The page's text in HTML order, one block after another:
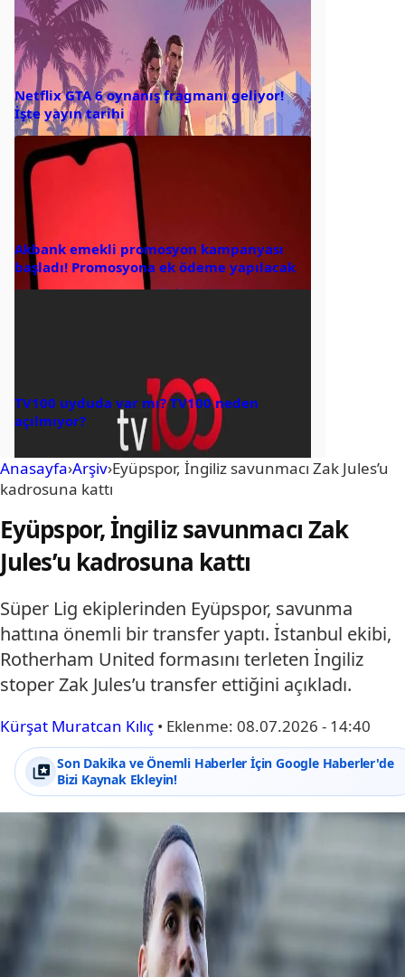
Netflix GTA 6 oynanış fragmanı geliyor!
İşte yayın tarihi
Akbank emekli promosyon kampanyası
başladı! Promosyona ek ödeme yapılacak
TV100 uyduda var mı? TV100 neden
açılmıyor?
Anasayfa›Arşiv›Eyüpspor, İngiliz savunmacı Zak Jules’u
kadrosuna kattı
Eyüpspor, İngiliz savunmacı Zak
Jules’u kadrosuna kattı
Süper Lig ekiplerinden Eyüpspor, savunma
hattına önemli bir transfer yaptı. İstanbul ekibi,
Rotherham United formasını terleten İngiliz
stoper Zak Jules’u transfer ettiğini açıkladı.
Kürşat Muratcan Kılıç • Eklenme: 08.07.2026 - 14:40
Son Dakika ve Önemli Haberler İçin Google Haberler'de
Bizi Kaynak Ekleyin!